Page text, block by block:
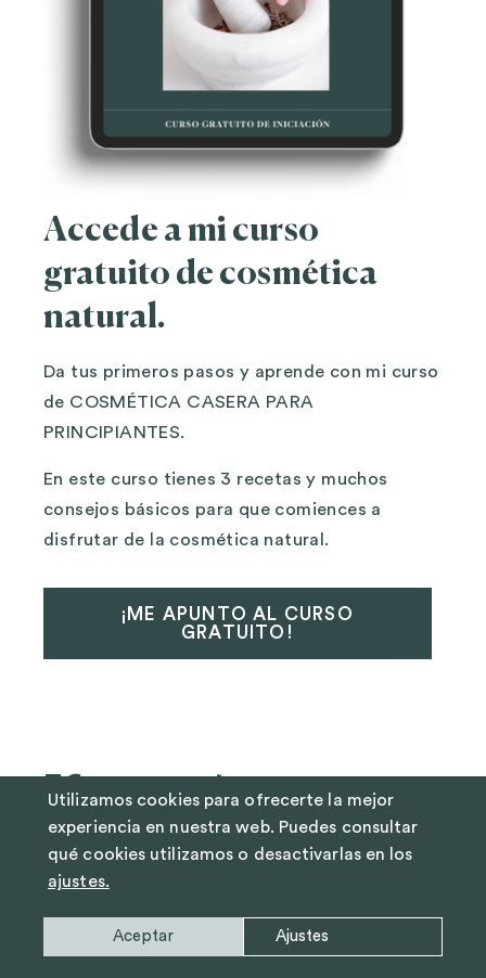
Accede a mi curso
gratuito de cosmética
natural.
Da tus primeros pasos y aprende con mi curso
de COSMÉTICA CASERA PARA
PRINCIPIANTES.
En este curso tienes 3 recetas y muchos
consejos básicos para que comiences a
disfrutar de la cosmética natural.
¡ME APUNTO AL CURSO
GRATUITO!
36 respuestas
Mayte dice:
Hola Yolanda!!
Gracias por la info que siempre nos
aportas y enseñas..es una maravilla!!
Utilizamos cookies para ofrecerte la mejor
experiencia en nuestra web. Puedes consultar
qué cookies utilizamos o desactivarlas en los
ajustes.
Aceptar Ajustes